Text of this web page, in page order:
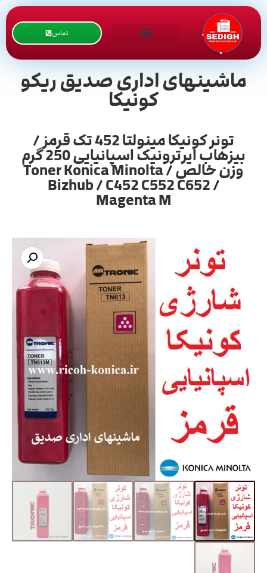
تماس
ماشینهای اداری صدیق ریکو
کونیکا
تونر کونیکا مینولتا 452 تک قرمز /
بیزهاب ایرترونیک اسپانیایی 250 گرم
وزن خالص / Toner Konica Minolta
Bizhub / C452 C552 C652 /
Magenta M